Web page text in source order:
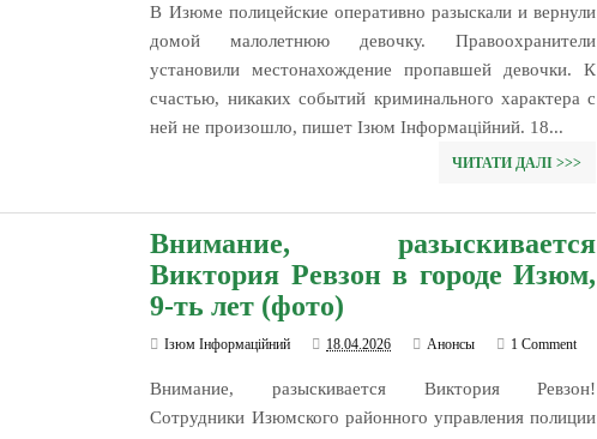
В Изюме полицейские оперативно разыскали и вернули
домой малолетнюю девочку. Правоохранители
установили местонахождение пропавшей девочки. К
счастью, никаких событий криминального характера с
ней не произошло, пишет Ізюм Інформаційний. 18...
ЧИТАТИ ДАЛІ >>>
Внимание, разыскивается
Виктория Ревзон в городе Изюм,
9-ть лет (фото)
Ізюм Інформаційний 18.04.2026 Анонсы 1 Comment
Внимание, разыскивается Виктория Ревзон!
Сотрудники Изюмского районного управления полиции